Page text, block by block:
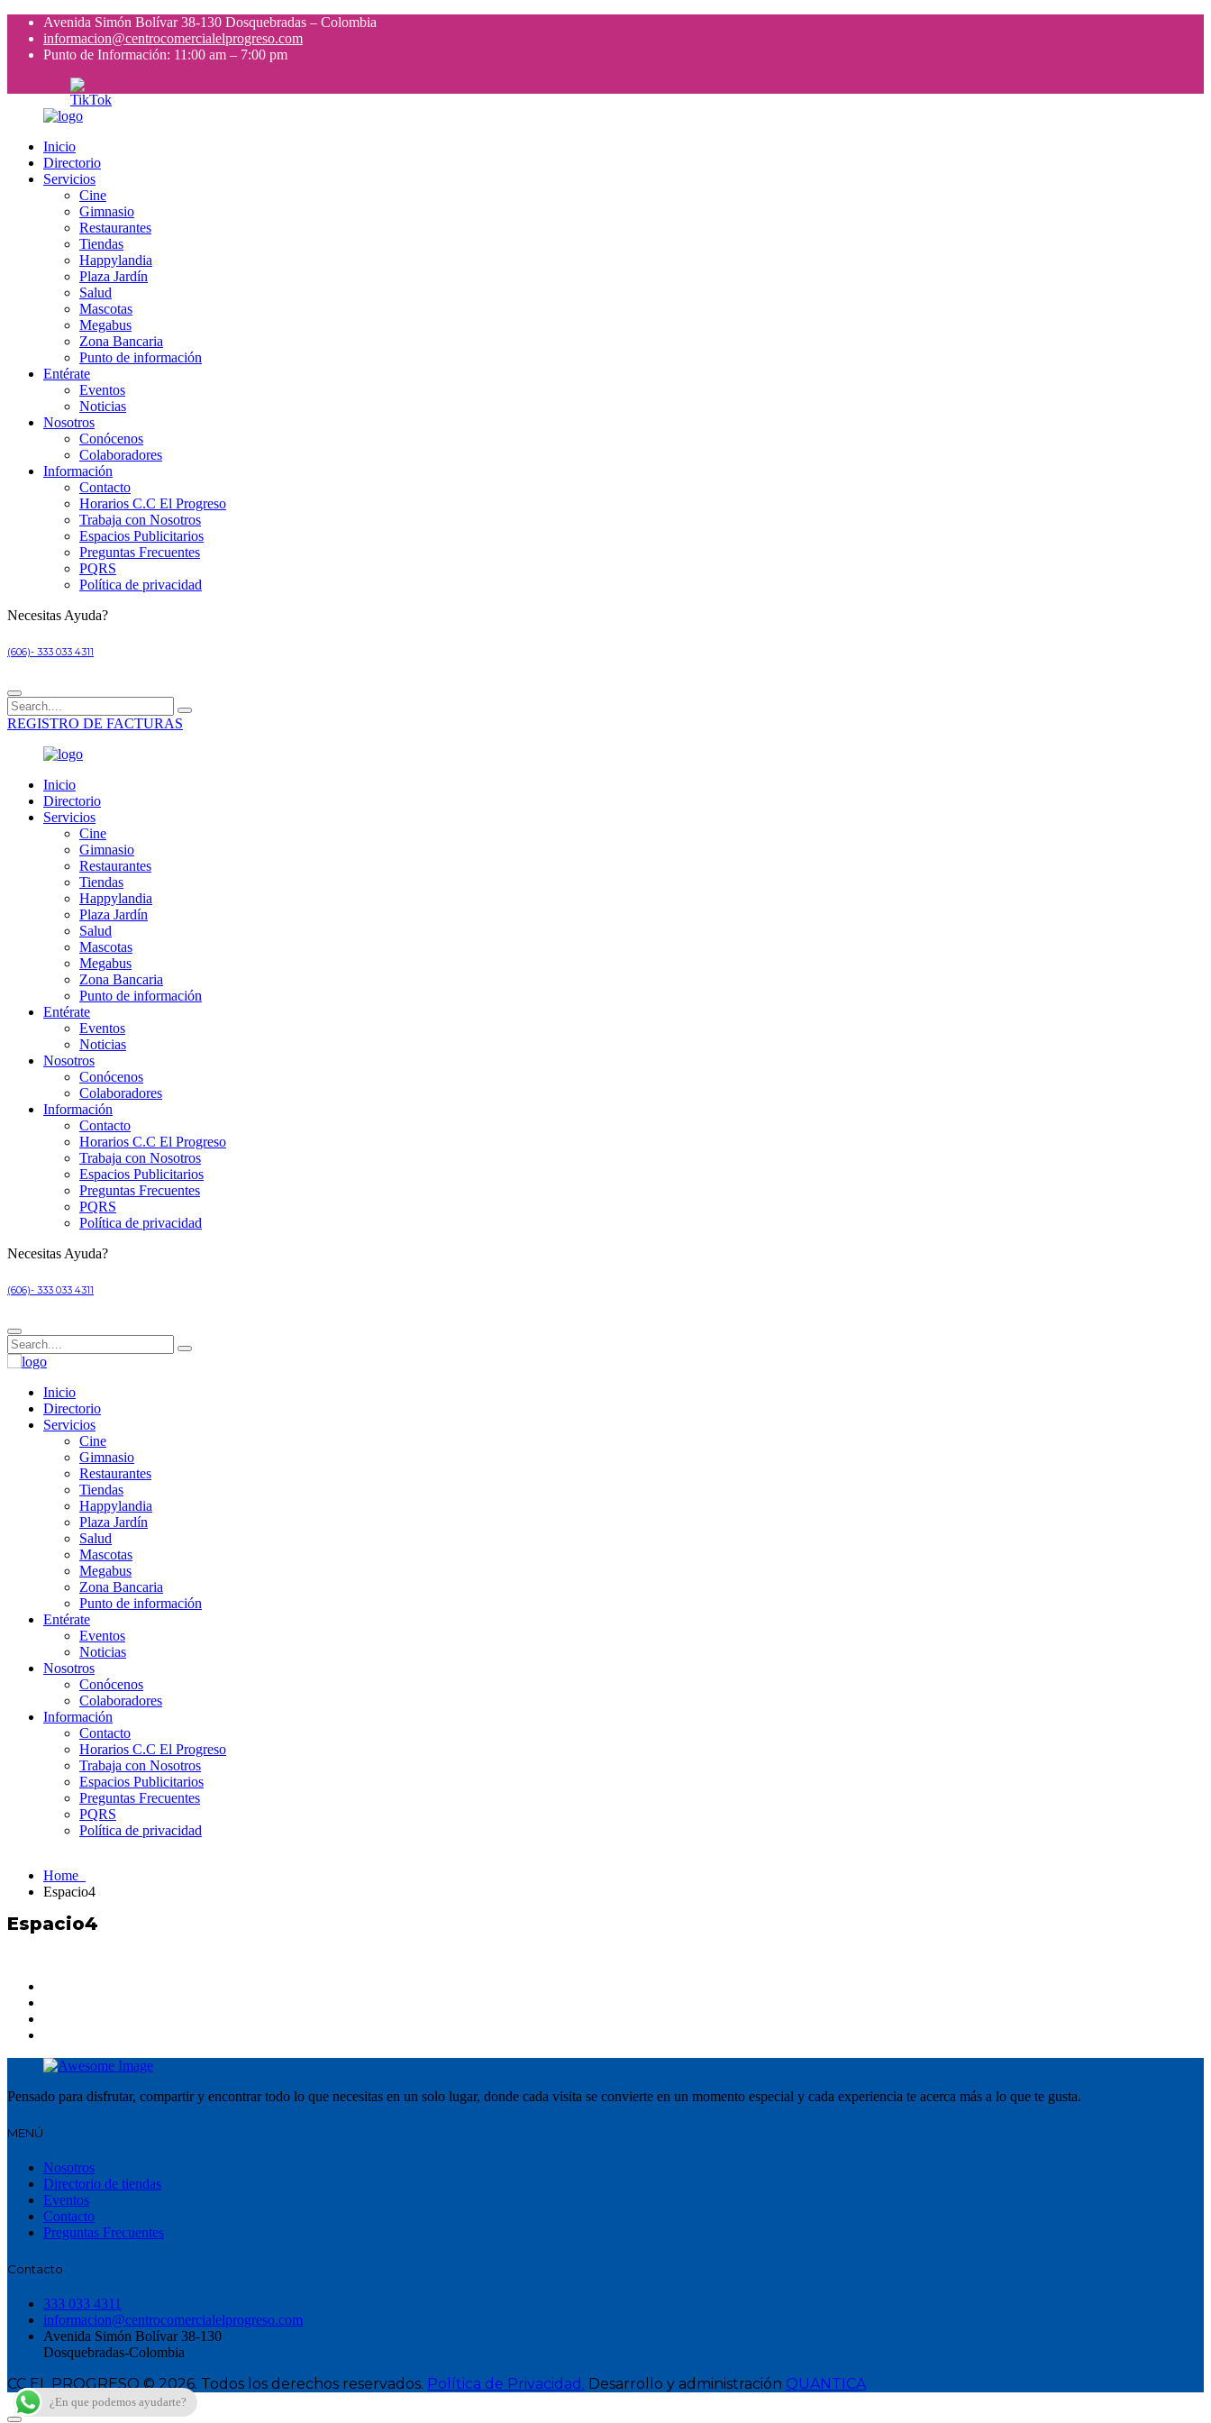
Avenida Simón Bolívar 38-130 Dosquebradas – Colombia
informacion@centrocomercialelprogreso.com
Punto de Información: 11:00 am – 7:00 pm
Inicio
Directorio
Servicios
Cine
Gimnasio
Restaurantes
Tiendas
Happylandia
Plaza Jardín
Salud
Mascotas
Megabus
Zona Bancaria
Punto de información
Entérate
Eventos
Noticias
Nosotros
Conócenos
Colaboradores
Información
Contacto
Horarios C.C El Progreso
Trabaja con Nosotros
Espacios Publicitarios
Preguntas Frecuentes
PQRS
Política de privacidad
Necesitas Ayuda?
(606)- 333 033 4311
REGISTRO DE FACTURAS
Inicio
Directorio
Servicios
Cine
Gimnasio
Restaurantes
Tiendas
Happylandia
Plaza Jardín
Salud
Mascotas
Megabus
Zona Bancaria
Punto de información
Entérate
Eventos
Noticias
Nosotros
Conócenos
Colaboradores
Información
Contacto
Horarios C.C El Progreso
Trabaja con Nosotros
Espacios Publicitarios
Preguntas Frecuentes
PQRS
Política de privacidad
Necesitas Ayuda?
(606)- 333 033 4311
Inicio
Directorio
Servicios
Cine
Gimnasio
Restaurantes
Tiendas
Happylandia
Plaza Jardín
Salud
Mascotas
Megabus
Zona Bancaria
Punto de información
Entérate
Eventos
Noticias
Nosotros
Conócenos
Colaboradores
Información
Contacto
Horarios C.C El Progreso
Trabaja con Nosotros
Espacios Publicitarios
Preguntas Frecuentes
PQRS
Política de privacidad
Home
Espacio4
Espacio4
Pensado para disfrutar, compartir y encontrar todo lo que necesitas en un solo lugar, donde cada visita se convierte en un momento especial y cada experiencia te acerca más a lo que te gusta.
MENÚ
Nosotros
Directorio de tiendas
Eventos
Contacto
Preguntas Frecuentes
Contacto
333 033 4311
informacion@centrocomercialelprogreso.com
Avenida Simón Bolívar 38-130
Dosquebradas-Colombia
CC EL PROGRESO © 2026. Todos los derechos reservados. Política de Privacidad. Desarrollo y administración QUANTICA
¿En que podemos ayudarte?